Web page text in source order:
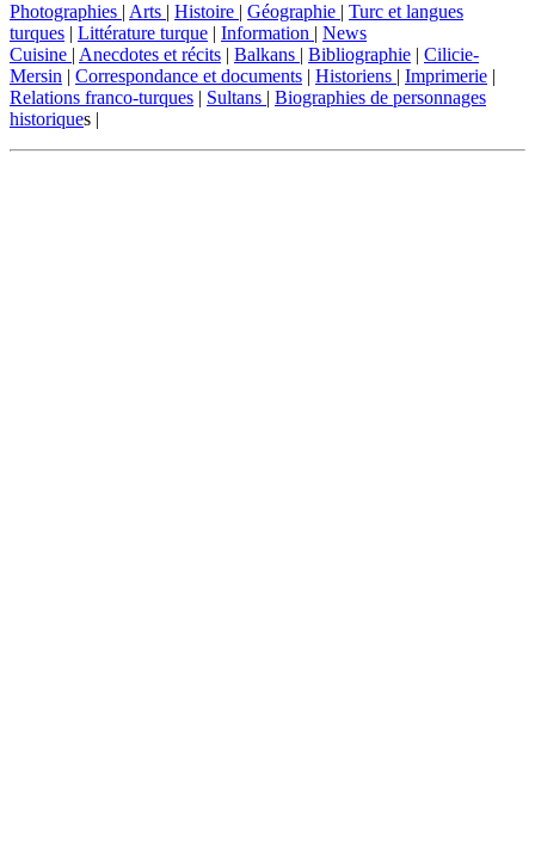
Photographies | Arts | Histoire | Géographie | Turc et langues
turques | Littérature turque | Information | News
Cuisine | Anecdotes et récits | Balkans | Bibliographie | Cilicie-
Mersin | Correspondance et documents | Historiens | Imprimerie |
Relations franco-turques | Sultans | Biographies de personnages
historiques |